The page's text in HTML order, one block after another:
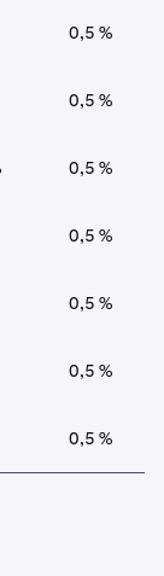
0,5 %
0,5 %
0,5 %
0,5 %
0,5 %
0,5 %
0,5 %